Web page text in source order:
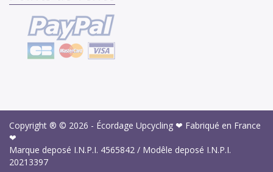
Copyright ® © 2026 - Écordage Upcycling ❤ Fabriqué en France
❤
Marque deposé I.N.P.I. 4565842 / Modêle deposé I.N.P.I.
20213397